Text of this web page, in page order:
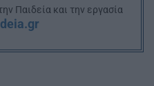
Παιδεία και την εργασία